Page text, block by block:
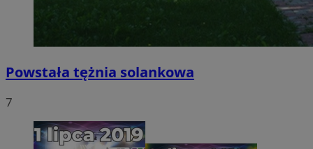
Powstała tężnia solankowa
7